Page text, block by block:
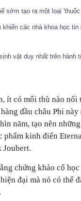
sớm tạo ra một loại
các nhà khoa học
vật duy nhất trên hành
ít có mối thù nào
đầu châu Phi
năm, tạo nên
phẩm kinh điển
Joubert.
chứng khảo cổ
đại mà nó có thể